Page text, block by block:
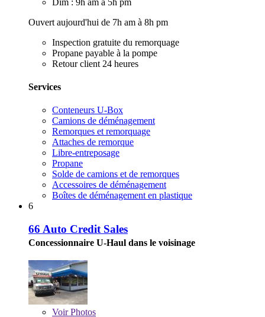
Ouvert aujourd'hui de 7h am à 8h pm
Inspection gratuite du remorquage
Propane payable à la pompe
Retour client 24 heures
Services
Conteneurs U-Box
Camions de déménagement
Remorques et remorquage
Attaches de remorque
Libre-entreposage
Propane
Solde de camions et de remorques
Accessoires de déménagement
Boîtes de déménagement en plastique
6
66 Auto Credit Sales
Concessionnaire U-Haul dans le voisinage
VoirPhotos